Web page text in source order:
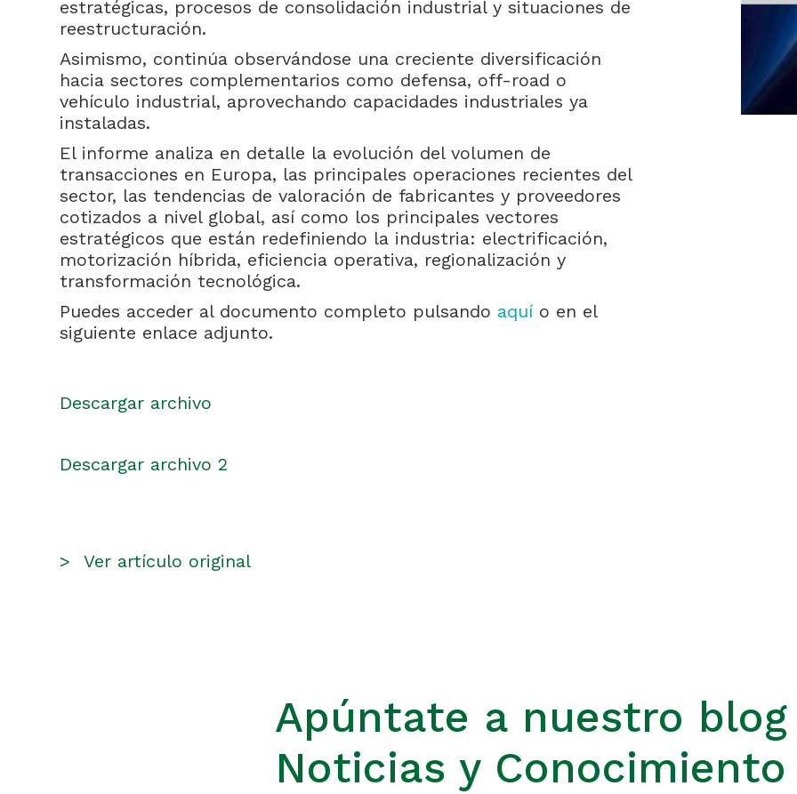
estratégicas, procesos de consolidación industrial y situaciones de
reestructuración.
Asimismo, continúa observándose una creciente diversificación
hacia sectores complementarios como defensa, off-road o
vehículo industrial, aprovechando capacidades industriales ya
instaladas.
El informe analiza en detalle la evolución del volumen de
transacciones en Europa, las principales operaciones recientes del
sector, las tendencias de valoración de fabricantes y proveedores
cotizados a nivel global, así como los principales vectores
estratégicos que están redefiniendo la industria: electrificación,
motorización híbrida, eficiencia operativa, regionalización y
transformación tecnológica.
Puedes acceder al documento completo pulsando aquí o en el
siguiente enlace adjunto.
Descargar archivo
Descargar archivo 2
> Ver artículo original
Apúntate a nuestro
Noticias y Conocimiento